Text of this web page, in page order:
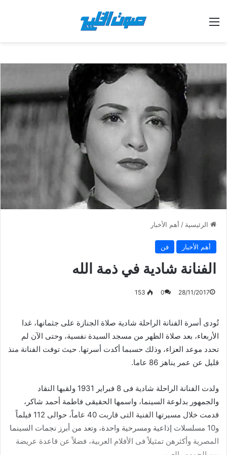
القائمة
الرئيسية / أهم الأخبار
أهم الأخبار فن
الفنانة شادية في ذمة الله
28/11/2017
0
153
تُودى أسرة الفنانة الراحلة شادية صلاة الجنازة على جثمانها، غدا
الأربعاء، بعد صلاة الظهر من مسجد السيدة نفسية، وحتى الآن لم
تحدد موعد العزاء، وذلك حسبما أكدت أسرتها. حيث توفت الفنانة منذ
قليل عن عمر يناهز 86 عاما.
ولدت الفنانة الراحلة شادية فى 8 فبراير 1931 ولقبها النقاد
والجمهور بدلوعة السينما، واسمها الحقيقى فاطمة أحمد شاكر،
قدمت خلال مسيرتها الفنية التى قاربت 40 عاماً، حوالى 112 فيلماً
و10 مسلسلات إذاعية ومسرحية واحدة، وتعد من أبرز نجمات السينما
المصرية وأكثرهن تمثيلاً فى الأفلام العربية، فضلاً عن قاعدة عريضة